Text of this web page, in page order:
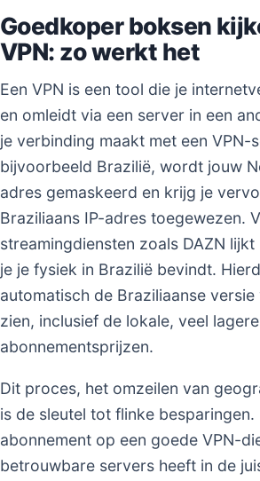
Goedkoper boksen
VPN: zo werkt het
Een VPN is een tool die je
en omleidt via een server in een
je verbinding maakt met een VPN-
bijvoorbeeld Brazilië, wordt jouw
adres gemaskeerd en krijg je
Braziliaans IP-adres toegewezen.
streamingdiensten zoals DAZN
je je fysiek in Brazilië bevindt.
automatisch de Braziliaanse
zien, inclusief de lokale, veel lagere
abonnementsprijzen.
Dit proces, het omzeilen van
is de sleutel tot flinke besparingen.
abonnement op een goede VPN-
betrouwbare servers heeft in de